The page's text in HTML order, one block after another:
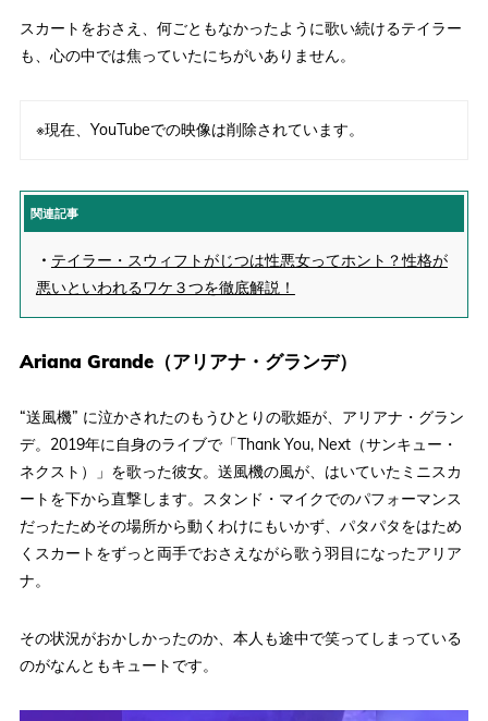
スカートをおさえ、何ごともなかったように歌い続けるテイラー
も、心の中では焦っていたにちがいありません。
※現在、YouTubeでの映像は削除されています。
関連記事
・ テイラー・スウィフトがじつは性悪女ってホント？性格が
悪いといわれるワケ３つを徹底解説！
Ariana Grande（アリアナ・グランデ）
“送風機” に泣かされたのもうひとりの歌姫が、アリアナ・グラン
デ。2019年に自身のライブで「Thank You, Next（サンキュー・
ネクスト）」を歌った彼女。送風機の風が、はいていたミニスカ
ートを下から直撃します。スタンド・マイクでのパフォーマンス
だったためその場所から動くわけにもいかず、パタパタをはため
くスカートをずっと両手でおさえながら歌う羽目になったアリア
ナ。
その状況がおかしかったのか、本人も途中で笑ってしまっている
のがなんともキュートです。